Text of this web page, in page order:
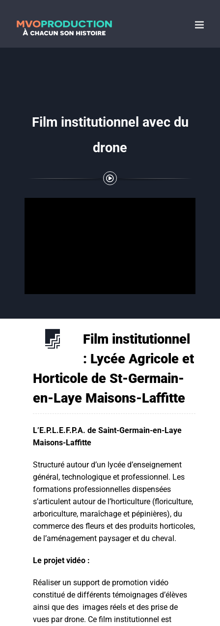
contenu
Film institutionnel avec du
drone
Film institutionnel
: Lycée Agricole et
Horticole de St-Germain-
en-Laye Maisons-Laffitte
L’E.P.L.E.F.P.A. de Saint-Germain-en-Laye
Maisons-Laffitte
Structuré autour d’un lycée d’enseignement
général, technologique et professionnel. Les
formations professionnelles dispensées
s’articulent autour de l’horticulture (floriculture,
arboriculture, maraîchage et pépinières), du
commerce des fleurs et des produits horticoles,
de l’aménagement paysager et du cheval.
Le projet vidéo :
Réaliser un support de promotion vidéo
constitué de différents témoignages d’élèves
ainsi que des images réels et des prise de
vues par drone. Ce film institutionnel est